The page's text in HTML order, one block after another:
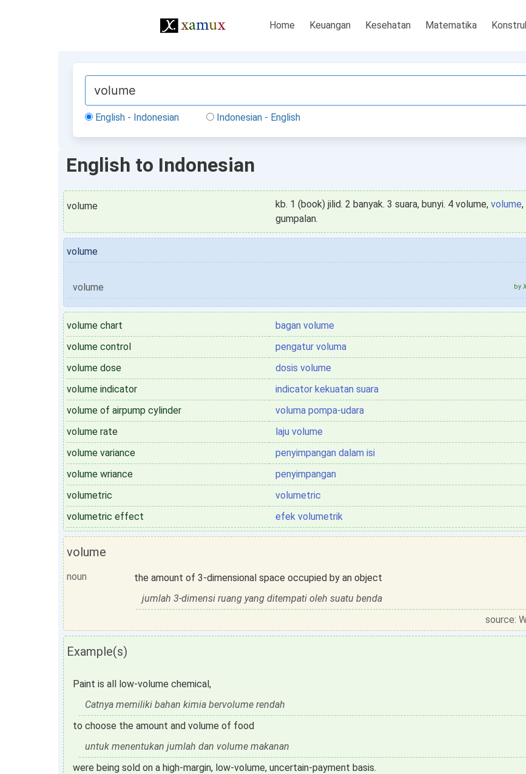
Home Keuangan Kesehatan Matematika
English - Indonesian Indonesian - English
English to Indonesian
volume kb. 1 (book) jilid. 2 banyak. 3 suara, bunyi. 4 volume, volume,
gumpalan.
volume
volume by
volume chart
bagan volume
volume control
pengatur voluma
volume dose
dosis volume
volume indicator
indicator kekuatan suara
volume of airpump cylinder
voluma pompa-udara
volume rate
laju volume
volume variance
penyimpangan dalam isi
volume wriance
penyimpangan
volumetric
volumetric
volumetric effect
efek volumetrik
volume
noun
the amount of 3-dimensional space occupied by an object
jumlah 3-dimensi ruang yang ditempati oleh suatu benda
source:
Example(s)
Paint is all low-volume chemical,
Catnya memiliki bahan kimia bervolume rendah
to choose the amount and volume of food
untuk menentukan jumlah dan volume makanan
were being sold on a high-margin, low-volume, uncertain-payment basis.